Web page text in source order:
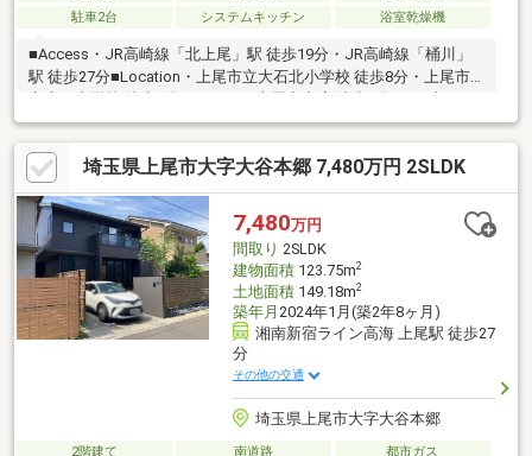
駐車2台
システムキッチン 浴室乾燥機
■Access・JR高崎線「北上尾」駅 徒歩19分・JR高崎線「桶川」
駅 徒歩27分■Location・上尾市立大石北小学校 徒歩8分・上尾市
ブン 上尾中妻3丁目店 徒歩6分■魅力Point・2026年7月 外装、内
装、住設備リフォーム済み・内部配管新規引直し・ランドリース
ペースあり・玄関手洗い洗面あり・リビング吹抜けあり・小屋裏
収納あり■安心Point・弊社売主、最長2年保証付きで購入後も安
心・普通車2台駐車可能
埼玉県上尾市大字大谷本郷 7,480万円 2SLDK
7,480万円
間取り 2SLDK
建物面積123.75m2
土地面積149.18m2
築年月 2024年1月(築2年8ヶ月)
湘南新宿ライン高海 上尾駅 徒歩27
分
その他の交通
埼玉県上尾市大字大谷本郷
2階建て 南道路
都市ガス